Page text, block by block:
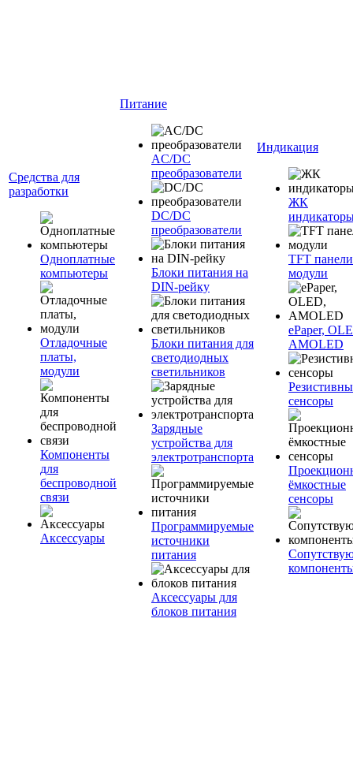
Средства для
разработки
Одноплатные
компьютеры
Отладочные
платы,
модули
Компоненты
для
беспроводной
связи
Аксессуары
Питание
AC/DC
преобразователи
DC/DC
преобразователи
Блоки питания на
DIN-рейку
Блоки питания для
светодиодных
светильников
Зарядные
устройства для
электротранспорта
Программируемые
источники
питания
Аксессуары для
блоков питания
Индикация
ЖК
TFT
модули
ePaper,
AMOLED
сенсоры
ёмкостные
сенсоры